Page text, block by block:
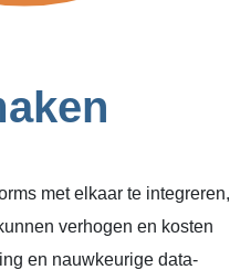
met elkaar te integreren,
verhogen en kosten
en nauwkeurige data-